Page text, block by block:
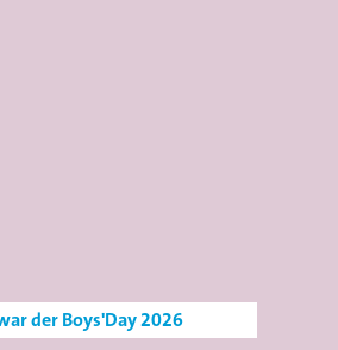
der Boys'Day 2026